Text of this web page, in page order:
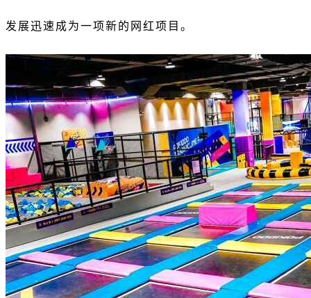
发展迅速成为一项新的网红项目。